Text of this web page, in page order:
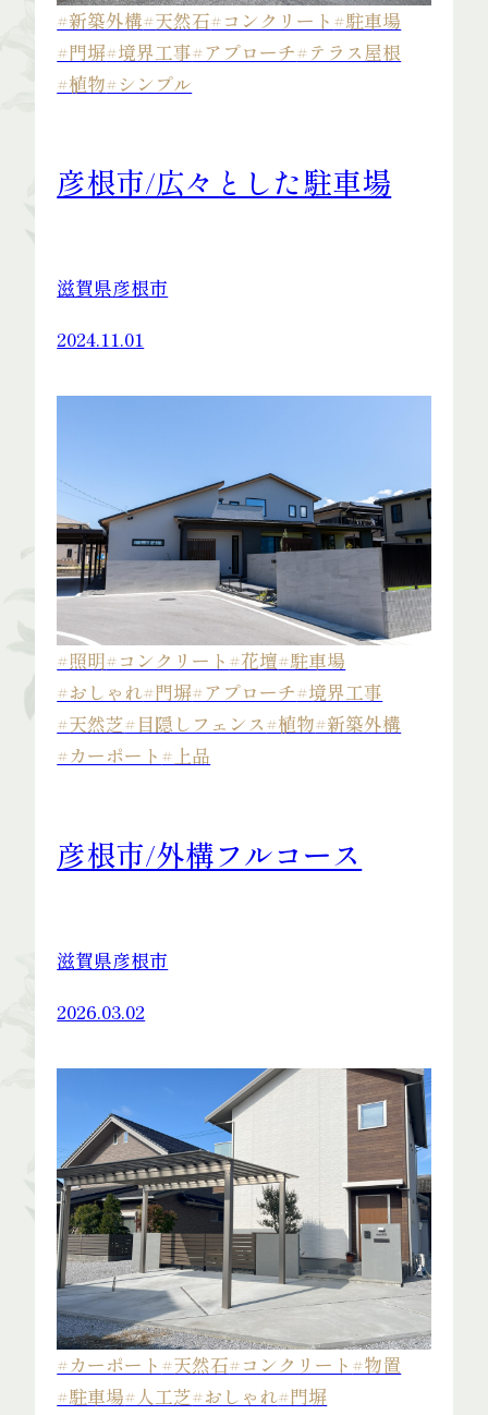
#新築外構#天然石#コンクリート #駐車場
#門塀#境界工事#アプローチ#テラス屋根
#植物#シンプル
彦根市/広々とした駐車場
滋賀県彦根市
2024.11.01
#照明#コンクリート #花壇#駐車場
#おしゃれ#門塀#アプローチ#境界工事
#天然芝#目隠しフェンス#植物#新築外構
#カーポート #上品
彦根市/外構フルコース
滋賀県彦根市
2026.03.02
#カーポート #天然石#コンクリート #物置
#駐車場#人工芝#おしゃれ#門塀